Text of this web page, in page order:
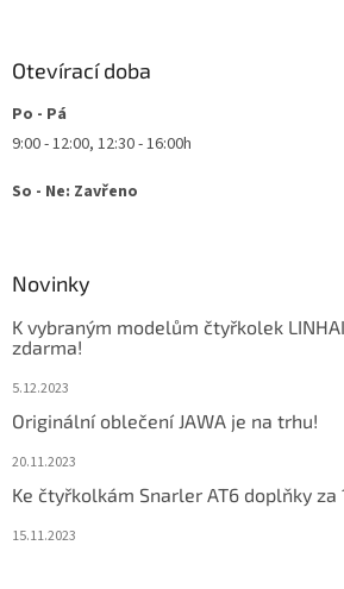
Otevírací doba
Po - Pá
9:00 - 12:00, 12:30 - 16:00h
So - Ne: Zavřeno
Novinky
K vybraným modelům čtyřkolek
zdarma!
5.12.2023
Originální oblečení JAWA je na trhu!
20.11.2023
Ke čtyřkolkám Snarler AT6 doplňky za
15.11.2023